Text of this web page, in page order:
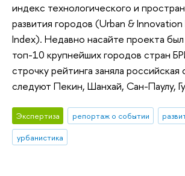
индекс технологического и
развития городов (Urban &
Index). Недавно насайте проекта
топ-10 крупнейших городов стран
строчку рейтинга заняла российская
следуют Пекин, Шанхай, Сан-Паулу,
Экспертиза репортаж о событии
урбанистика